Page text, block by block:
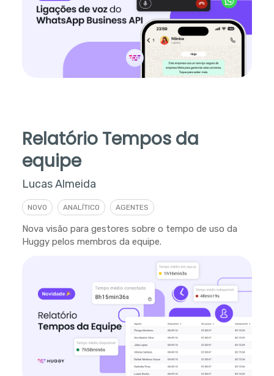
Relatório Tempos da
equipe
Lucas Almeida
NOVO ANALÍTICO AGENTES
Nova visão para gestores sobre o tempo de uso da
Huggy pelos membros da equipe.